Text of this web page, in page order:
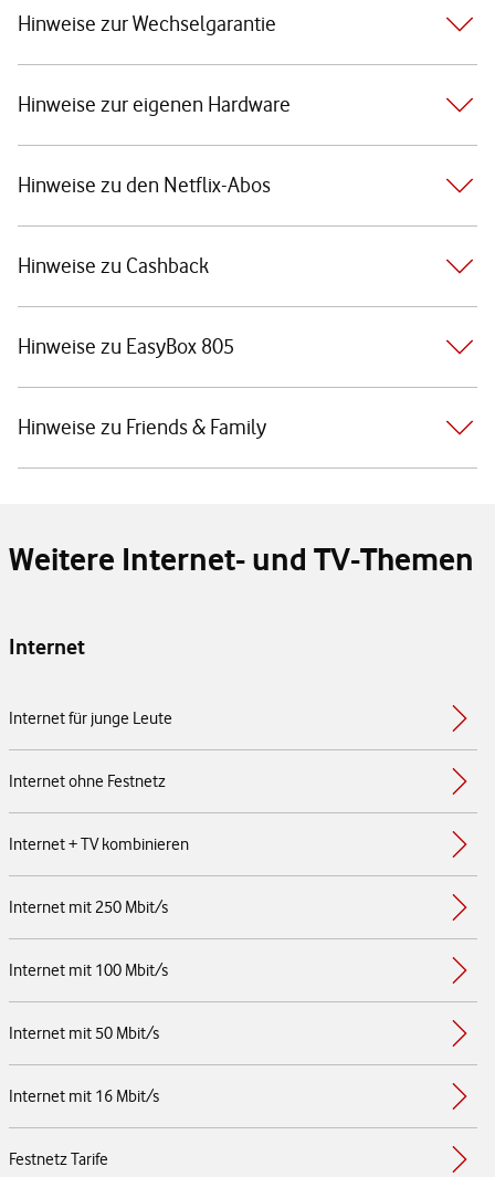
Hinweise zur Wechselgarantie
Hinweise zur eigenen Hardware
Hinweise zu den Netflix-Abos
Hinweise zu Cashback
Hinweise zu EasyBox 805
Hinweise zu Friends & Family
Weitere Internet- und TV-Themen
Internet
Internet für junge Leute
Internet ohne Festnetz
Internet + TV kombinieren
Internet mit 250 Mbit/s
Internet mit 100 Mbit/s
Internet mit 50 Mbit/s
Internet mit 16 Mbit/s
Festnetz Tarife